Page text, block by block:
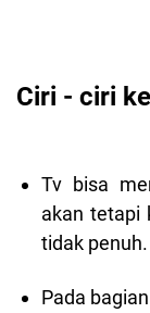
Ciri - ciri
Tv bisa
akan tetapi
tidak penuh.
Pada